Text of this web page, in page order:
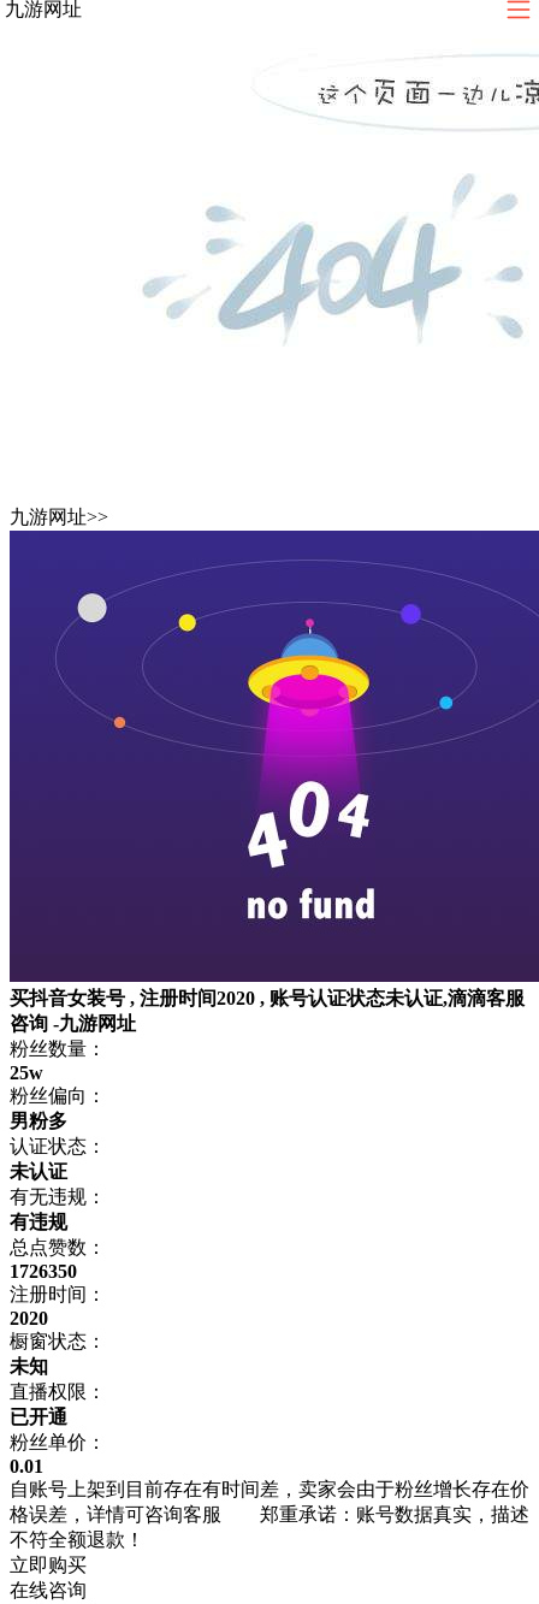
九游网址
九游网址>>
买抖音女装号 , 注册时间2020 , 账号认证状态未认证,滴滴客服
咨询 -九游网址
粉丝数量：
25w
粉丝偏向：
男粉多
认证状态：
未认证
有无违规：
有违规
总点赞数：
1726350
注册时间：
2020
橱窗状态：
未知
直播权限：
已开通
粉丝单价：
0.01
自账号上架到目前存在有时间差，卖家会由于粉丝增长存在价
格误差，详情可咨询客服 郑重承诺：账号数据真实，描述
不符全额退款！
立即购买
在线咨询